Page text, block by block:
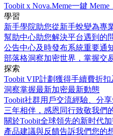
Toobit x Nova.Meme一鍵 Meme
學習
新手學院助您從新手蛻變為專
幫助中心助您解決平台遇到的
公告中心及時發布系統重要通
部落格洞察加密世界，掌握交
探索
Toobit VIP計劃獲得手續費折
洞察掌握最新加密最新動態
Toobit社群用戶交流經驗、分
三年相伴，感恩同行致敬我們
關於Toobit全球領先的新时代
產品建議與反饋告訴我們您的